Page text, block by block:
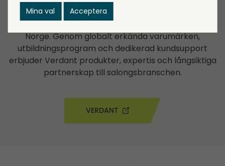
Bolaget grundades 2008 och levererar produkter till
ett brett utbud av hår- och hudvårdssalonger i
Norge. Genom globalt erkända varumärken,
utbildningsprogram och dedikerad kundsupport
erbjuder Verdant produkter, expertis och långsiktiga
partnerskap till salongsbranschen.
VERDANT
Mina val Acceptera